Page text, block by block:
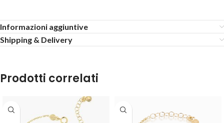
Informazioni aggiuntive
Shipping & Delivery
Prodotti correlati